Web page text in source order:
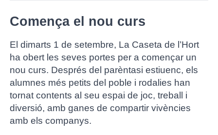
Comença el nou curs
El dimarts 1 de setembre, La Caseta de l’Hort
ha obert les seves portes per a començar un
nou curs. Després del parèntasi estiuenc, els
alumnes més petits del poble i rodalies han
tornat contents al seu espai de joc, treball i
diversió, amb ganes de compartir vivències
amb els companys.